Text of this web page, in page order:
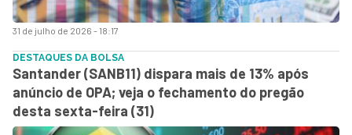
31 de julho de 2026 - 18:17
DESTAQUES DA BOLSA
Santander (SANB11) dispara mais de 13% após
anúncio de OPA; veja o fechamento do pregão
desta sexta-feira (31)